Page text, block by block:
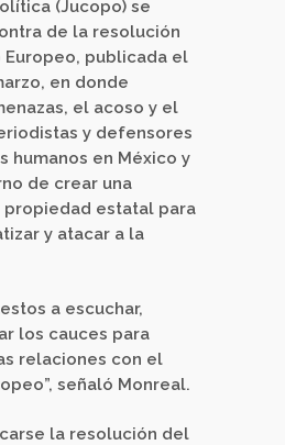
(Jucopo) se
de la resolución
Europeo, publicada el
en donde
el acoso y el
y defensores
humanos en México y
de crear una
propiedad estatal para
y atacar a la
a escuchar,
los cauces para
relaciones con el
señaló Monreal.
la resolución del